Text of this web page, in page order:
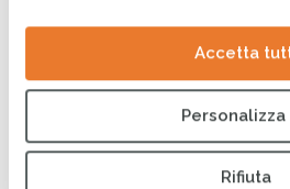
Accetta
Personalizza
Rifiuta
GHI 2025, 20 anni di
di rinnovare l’impegno per
Notizie